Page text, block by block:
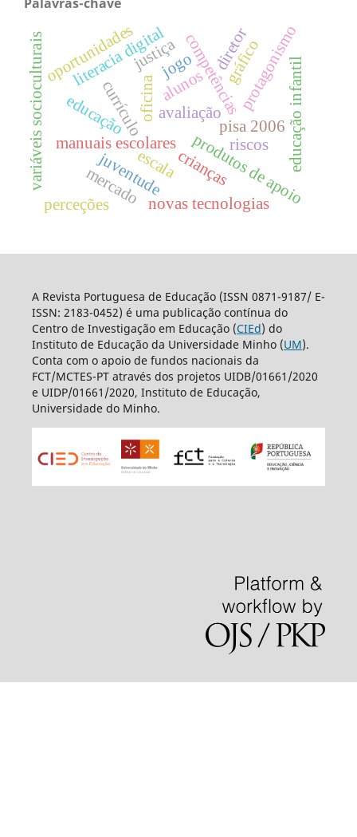
produtos de apoio
avaliação
currículo
manuais escolares
competências
pisa 2006
literacia digital
juventude crianças
novas tecnologias
riscos
oportunidades jogo educação infantil
protagonismo
escala
gráfico
oficina
variáveis socioculturais mercado
justiça
educação
perceções
alunos
diretor
A Revista Portuguesa de Educação (ISSN 0871-9187/ E-
ISSN: 2183-0452) é uma publicação contínua do
Centro de Investigação em Educação (CIEd) do
Instituto de Educação da Universidade Minho (UM).
Conta com o apoio de fundos nacionais da
FCT/MCTES-PT através dos projetos UIDB/01661/2020
e UIDP/01661/2020, Instituto de Educação,
Universidade do Minho.